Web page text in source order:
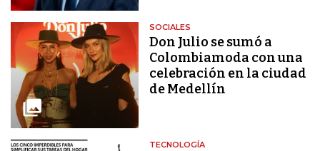
SOCIALES
Don Julio se sumó a
Colombiamoda con una
celebración en la ciudad
de Medellín
TECNOLOGÍA